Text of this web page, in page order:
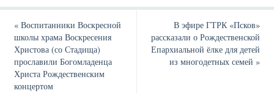
«Воспитанники Воскресной
школы храма Воскресения
Христова (со Стадища)
прославили Богомладенца
Христа Рождественским
концертом
В эфире ГТРК «Псков»
рассказали о Рождественской
Епархиальной ёлке для детей
из многодетных семей»